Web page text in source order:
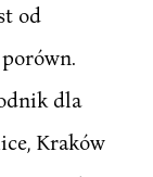
od
dla
Kraków